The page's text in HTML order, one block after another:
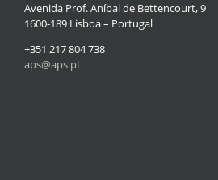
Avenida Prof. Aníbal de Bettencourt, 9
1600-189 Lisboa – Portugal
+351 217 804 738
aps@aps.pt